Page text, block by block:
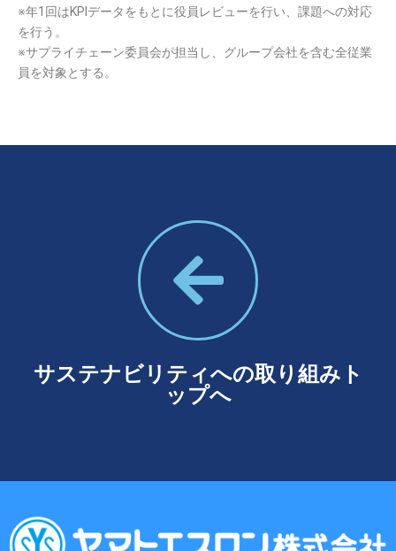
※年1回はKPIデータをもとに役員レビューを行い、課題への対応
を行う。
※サプライチェーン委員会が担当し、グループ会社を含む全従業
員を対象とする 。
サステナビリティへの取り組みト
ップへ​